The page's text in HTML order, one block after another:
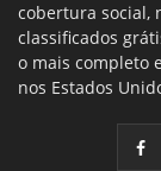
cobertura social,
classificados
o mais completo
nos Estados